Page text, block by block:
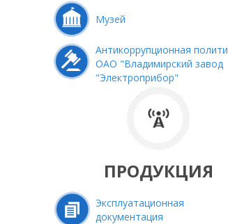
Музей
Антикоррупционная
ОАО "Владимирский завод
"Электроприбор"
ПРОДУКЦИЯ
Эксплуатационная
документация